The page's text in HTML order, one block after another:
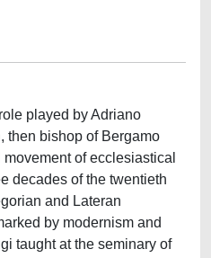
played by Adriano
then bishop of Bergamo
of ecclesiastical
decades of the twentieth
and Lateran
by modernism and
taught at the seminary of